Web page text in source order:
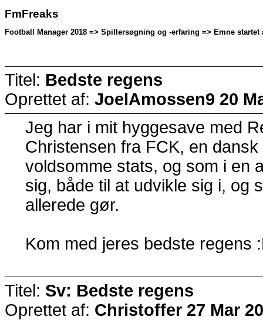
FmFreaks
Football Manager 2018 => Spillersøgning og -erfaring => Emne startet
Titel: Bedste regens
Oprettet af: JoelAmossen9 20
Jeg har i mit hyggesave med
Christensen fra FCK, en
voldsomme stats, og som i en
sig, både til at udvikle sig i, og
allerede gør.
Kom med jeres bedste regens
Titel: Sv: Bedste regens
Oprettet af: Christoffer 27 Mar